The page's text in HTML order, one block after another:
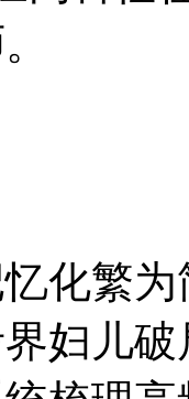
化繁为
妇儿